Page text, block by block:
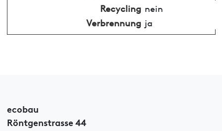
Recycling nein
Verbrennung ja
ecobau
Röntgenstrasse 44